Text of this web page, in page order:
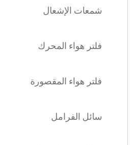
شمعات الإشعال
فلتر هواء المحرك
فلتر هواء المقصورة
سائل الفرامل